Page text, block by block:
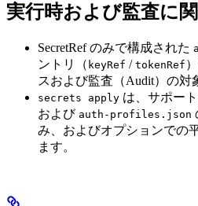
実行時および監査に
SecretRef のみで構成された
ントリ（ keyRef / tokenRef
スおよび監査（Audit）の対
secrets apply は、サポー
および auth-profiles.json
み、およびオプションでの
ます。